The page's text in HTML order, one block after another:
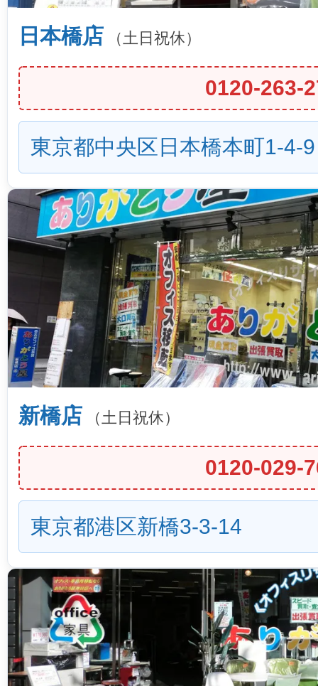
日本橋店 （土日祝休）
0120-263-
東京都中央区日本橋本町1-4-9
新橋店 （土日祝休）
0120-029-
東京都港区新橋3-3-14